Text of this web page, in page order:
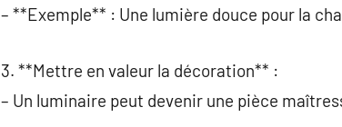
– **Exemple** : Une lumière douce pour la
3. **Mettre en valeur la décoration** :
– Un luminaire peut devenir une pièce